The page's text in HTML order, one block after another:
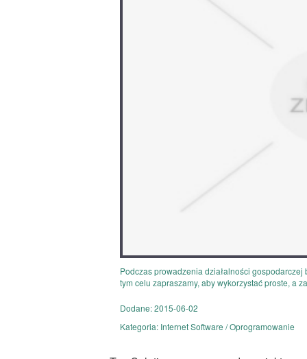
Podczas prowadzenia działalności
tym celu zapraszamy, aby wykorzystać proste, a
Dodane: 2015-06-02
Kategoria: Internet Software / Oprogramowanie